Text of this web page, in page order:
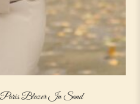
Paris Blazer In Sand